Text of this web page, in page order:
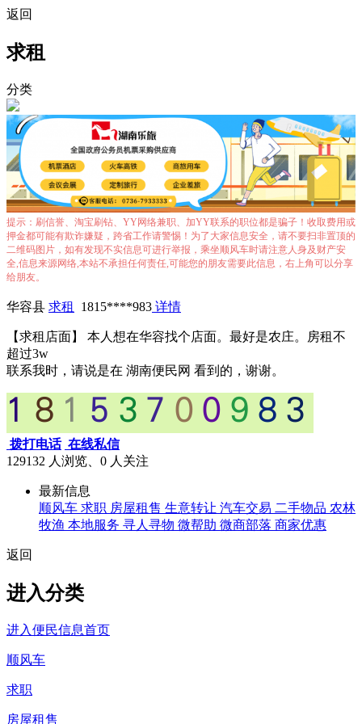
返回
求租
分类
提示：刷信誉、淘宝刷钻、YY网络兼职、加YY联系的职位都是骗子！收取费用或
押金都可能有欺诈嫌疑，跨省工作请警惕！为了大家信息安全，请不要扫非置顶的
二维码图片，如有发现不实信息可进行举报，乘坐顺风车时请注意人身及财产安
全,信息来源网络,本站不承担任何责任,可能您的朋友需要此信息，右上角可以分享
给朋友。
华容县 求租 1815****983 详情
【求租店面】 本人想在华容找个店面。最好是农庄。房租不
超过3w
联系我时，请说是在 湖南便民网 看到的，谢谢。
拨打电话 在线私信
129132 人浏览、0 人关注
最新信息
顺风车 求职 房屋租售 生意转让 汽车交易 二手物品 农林
牧渔 本地服务 寻人寻物 微帮助 微商部落 商家优惠
返回
进入分类
进入便民信息首页
顺风车
求职
房屋租售